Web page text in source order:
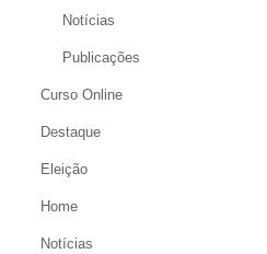
Notícias
Publicações
Curso Online
Destaque
Eleição
Home
Notícias